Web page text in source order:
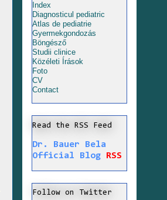
Index
Diagnosticul pediatric
Atlas de pediatrie
Gyermekgondozás
Böngésző
Studii clinice
Közéleti Írások
Foto
CV
Contact
Read the RSS Feed
Dr. Bauer Bela
Official Blog
RSS
Follow on Twitter